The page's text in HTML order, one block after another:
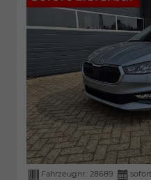
Fahrzeugnr.: 28689